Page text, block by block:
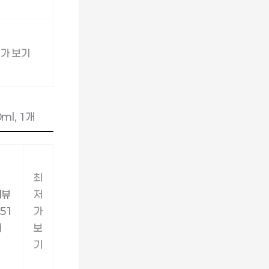
보기
1개
최
저
가
보
기